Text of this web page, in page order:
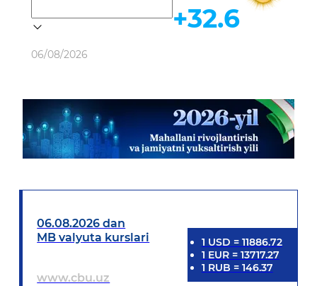
Ob-havo
06/08/2026
+32.6
06.08.2026 dan
MB valyuta kurslari
www.cbu.uz
1 USD = 11886.72
1 EUR= 13717.27
1 RUB = 146.37